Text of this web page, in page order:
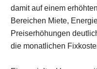
damit auf einem
Bereichen Miete,
Preiserhöhungen
die monatlichen